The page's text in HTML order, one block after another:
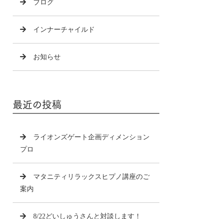
ブログ
インナーチャイルド
お知らせ
最近の投稿
ライオンズゲート企画ディメンション
プロ
マタニティリラックスヒプノ講座のご
案内
8/22どいしゅうさんと対談します！